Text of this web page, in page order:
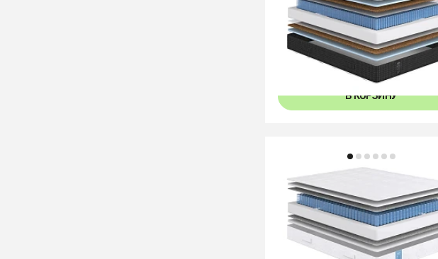
Матрас Lux Strong Middle
140x24 140x24
В КОРЗИНУ
33 590 ₽
Матрас Classic Standart Soft